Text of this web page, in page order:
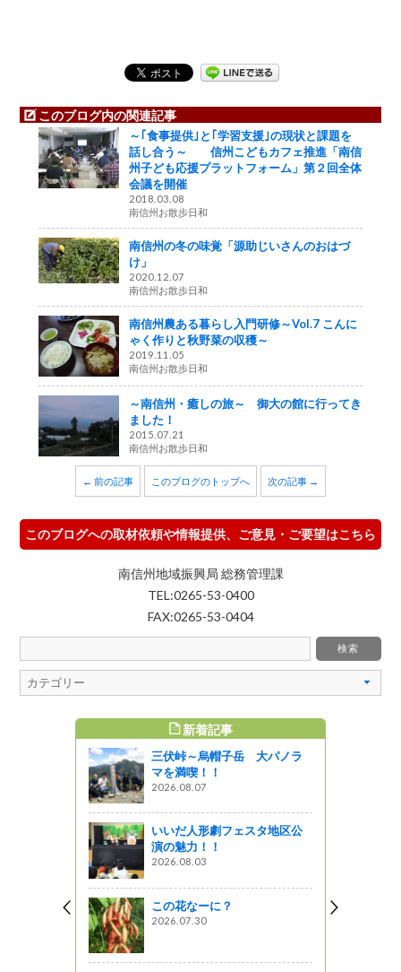
このブログ内の関連記事
～｢食事提供｣と｢学習支援｣の現状と課題を
話し合う～ 信州こどもカフェ推進「南信
州子ども応援プラットフォーム」第２回全体
会議を開催
2018.03.08
南信州お散歩日和
南信州の冬の味覚「源助じいさんのおはづ
け」
2020.12.07
南信州お散歩日和
南信州農ある暮らし入門研修～Vol.7 こんに
ゃく作りと秋野菜の収穫～
2019.11.05
南信州お散歩日和
～南信州・癒しの旅～ 御大の館に行ってき
ました！
2015.07.21
南信州お散歩日和
← 前の記事 このブログのトップへ 次の記事 →
このブログへの取材依頼や情報提供、ご意見・ご要望はこちら
南信州地域振興局 総務管理課
TEL:0265-53-0400
FAX:0265-53-0404
新着記事
三伏峠～烏帽子岳 大パノラ
マを満喫！！
2026.08.07
いいだ人形劇フェスタ地区公
演の魅力！！
2026.08.03
この花なーに？
2026.07.30